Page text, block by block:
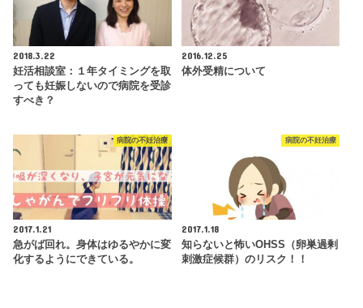
2018.3.22
妊活相談室：１年タイミングを取
っても妊娠しないので病院を受診
すべき？
2016.12.25
体外受精について
病院の不妊治療
2017.1.21
急がば回れ。身体はゆるやかに変
化するようにできている。
病院の不妊治療
2017.1.18
知らないと怖いOHSS（卵巣過剰
刺激症候群）のリスク！！